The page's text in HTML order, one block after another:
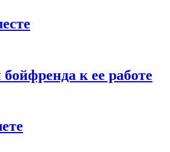
к ее работе